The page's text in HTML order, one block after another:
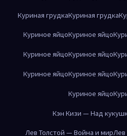
Куриная грудкаКуриная грудка
Куриное яйцоКуриное яйцо
Куриное яйцоКуриное яйцо
Куриное яйцоКуриное яйцо
Куриное яйцо
Кэн Кизи — Над
Лев Толстой — Война и мирЛев